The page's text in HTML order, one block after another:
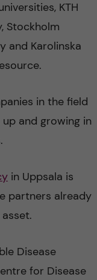
KTH
Stockholm
and Karolinska
in the field
and growing in
in Uppsala is
partners already
Disease
for Disease